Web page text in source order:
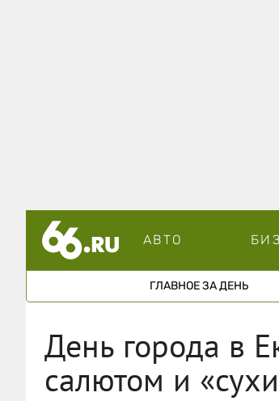
АВТО
ГЛАВНОЕ ЗА ДЕНЬ
День города в
салютом и